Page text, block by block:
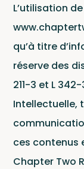
L’utilisation
qu’à titre
réserve des
211-3 et L
Intellectuelle,
ces contenus
Chapter Two